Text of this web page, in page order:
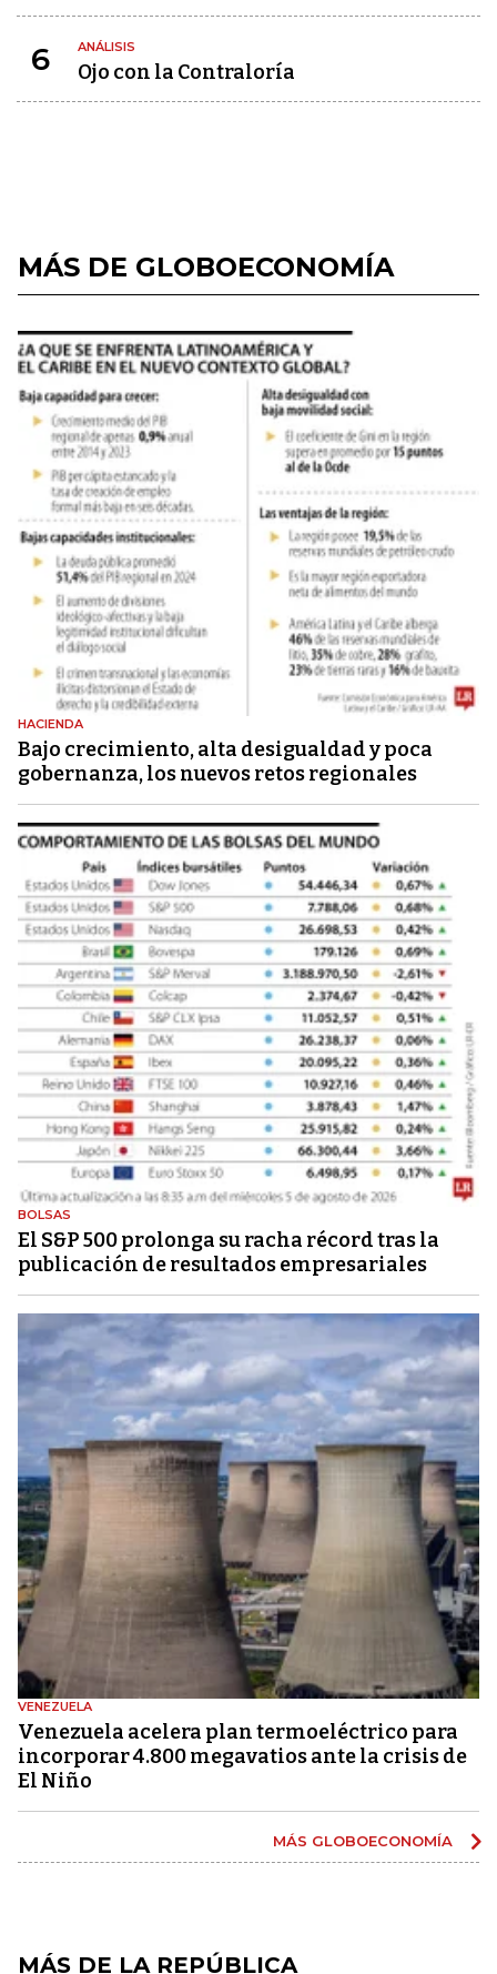
6 ANÁLISIS
Ojo con la Contraloría
MÁS DE GLOBOECONOMÍA
HACIENDA
Bajo crecimiento, alta desigualdad y poca
gobernanza, los nuevos retos regionales
BOLSAS
El S&P 500 prolonga su racha récord tras la
publicación de resultados empresariales
VENEZUELA
Venezuela acelera plan termoeléctrico para
incorporar 4.800 megavatios ante la crisis de
El Niño
MÁS GLOBOECONOMÍA
MÁS DE LA REPÚBLICA